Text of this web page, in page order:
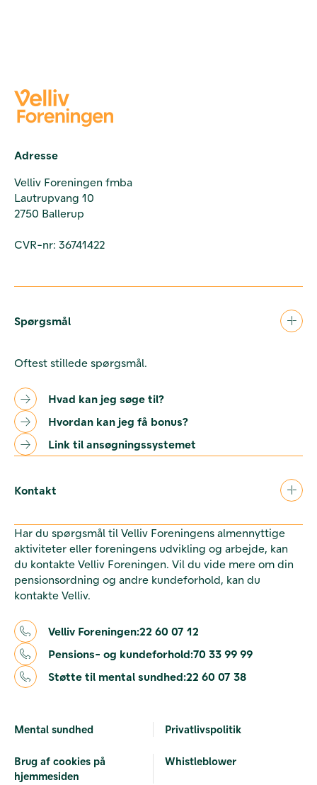
Adresse
Velliv Foreningen fmba
Lautrupvang 10
2750 Ballerup
CVR-nr: 36741422
Spørgsmål
Oftest stillede spørgsmål.
Hvad kan jeg søge til?
Hvordan kan jeg få bonus?
Link til ansøgningssystemet
Kontakt
Har du spørgsmål til Velliv Foreningens almennyttige
aktiviteter eller foreningens udvikling og arbejde, kan
du kontakte Velliv Foreningen. Vil du vide mere om din
pensionsordning og andre kundeforhold, kan du
kontakte Velliv.
Velliv Foreningen:22 60 07 12
Pensions- og kundeforhold:70 33 99 99
Støtte til mental sundhed:22 60 07 38
Mental sundhed Privatlivspolitik
Brug af cookies på
hjemmesiden
Whistleblower